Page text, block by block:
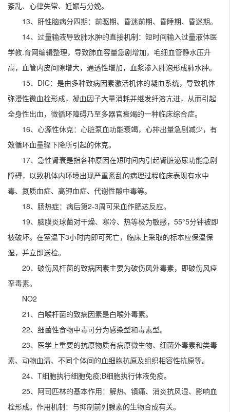
紊乱、心律失常、妊娠与分娩。
13、肝性脑病分四期：前驱期、昏迷前期、昏睡期、昏迷期。
14、过量输液导致肺水肿的直接机制：短时间输入过量液体医
学教.育网编辑整理，导致肺血容量急剧增加，毛细血管静水压升
高，血管内皮间隙增大，通透性增加，血浆渗入肺泡形成肺水肿。
15、DIC：是由多种致病因素激活机体的凝血系统，导致机体
弥漫性微血栓形成，凝血因子大量消耗并继发纤溶亢进，从而引起
全身性出血，微循环障碍乃至多器官衰竭的一种临床综合症。
16、心源性休克：心脏泵血功能衰竭，心排出量急剧减少，有
效循环血量骤下降所引起的休克。
17、急性肾衰是指各种原因在短时间内引起肾脏泌尿功能急剧
障碍，以致机体内环境出现严重紊乱的病理过程临床表现有水中
毒、氮质血症、高钾血症、代谢性酸中毒等。
18、肠热症：病后第2-3周可采血作肥达反应。
19、脑膜炎球菌对干燥、寒冷、热等极为敏感，55°5分钟被即
被破坏。在室温下3小时内即可死亡，临床上采取的标本应保温保
湿，并立即送检。
20、破伤风杆菌的致病因素主要为破伤风外毒素，即破伤风痉
挛毒素。
NO2
21、白喉杆菌的致病因素是白喉外毒素。
22、细菌性食物中毒可分为感染型和毒素型。
23、医学上重要的抗原物质有病原微生物、细菌外毒素和类毒
素、动物血清、不同个体间的血细胞抗原及组织相容性抗原等。
24、T细胞执行细胞免疫;B细胞执行体液免疫。
25、阿司匹林的基本作用：解热、镇痛、消炎抗风湿、影响血
栓形成。作用机制：与抑制前列腺素的生物合成有关。